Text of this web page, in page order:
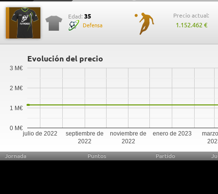
Edad: 35
Defensa
Precio actual:
1.152.462 €
Evolución del precio
julio de 2022
septiembre de
2022
noviembre de
2022
enero de 2023
0 M€
1 M€
2 M€
3 M€
Jornada Puntos Partido